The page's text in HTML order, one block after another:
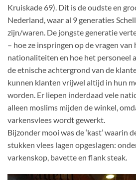
Kruiskade 69). Dit is de oudste en
Nederland, waar al 9 generaties
zijn/waren. De jongste generatie
– hoe ze inspringen op de vragen
nationaliteiten en hoe het personeel
de etnische achtergrond van de
kunnen klanten vrijwel altijd in hun
worden. Er liepen inderdaad vele
alleen moslims mijden de winkel,
varkensvlees wordt gewerkt.
Bijzonder mooi was de ‘kast’ waarin
stukken vlees lagen opgeslagen:
varkenskop, bavette en flank steak.